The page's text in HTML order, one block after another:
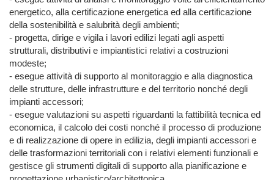
energetico, alla certificazione energetica ed alla certificazione
della sostenibilità e salubrità degli ambienti;
- progetta, dirige e vigila i lavori edilizi legati agli aspetti
strutturali, distributivi e impiantistici relativi a costruzioni
modeste;
- esegue attività di supporto al monitoraggio e alla diagnostica
delle strutture, delle infrastrutture e del territorio nonché degli
impianti accessori;
- esegue valutazioni su aspetti riguardanti la fattibilità tecnica ed
economica, il calcolo dei costi nonché il processo di produzione
e di realizzazione di opere in edilizia, degli impianti accessori e
delle trasformazioni territoriali con i relativi elementi funzionali e
gestisce gli strumenti digitali di supporto alla pianificazione e